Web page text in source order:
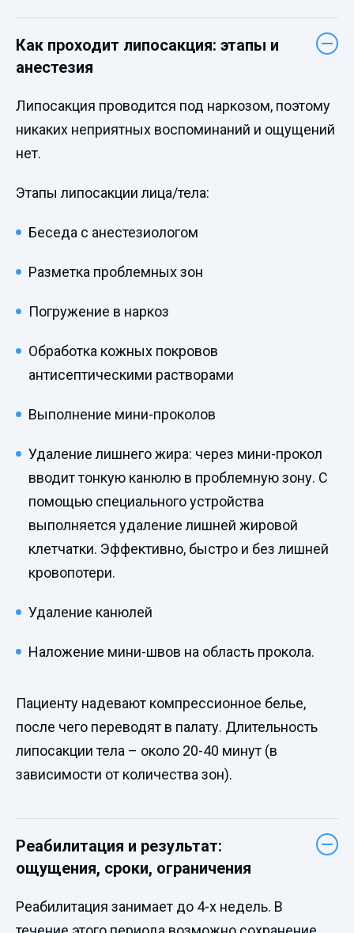
Как проходит липосакция: этапы и
анестезия
Липосакция проводится под наркозом, поэтому
никаких неприятных воспоминаний и ощущений
нет.
Этапы липосакции лица/тела:
Беседа с анестезиологом
Разметка проблемных зон
Погружение в наркоз
Обработка кожных покровов
антисептическими растворами
Выполнение мини-проколов
Удаление лишнего жира: через мини-прокол
вводит тонкую канюлю в проблемную зону. С
помощью специального устройства
выполняется удаление лишней жировой
клетчатки. Эффективно, быстро и без лишней
кровопотери.
Удаление канюлей
Наложение мини-швов на область прокола.
Пациенту надевают компрессионное белье,
после чего переводят в палату. Длительность
липосакции тела – около 20-40 минут (в
зависимости от количества зон).
Реабилитация и результат:
ощущения, сроки, ограничения
Реабилитация занимает до 4-х недель. В